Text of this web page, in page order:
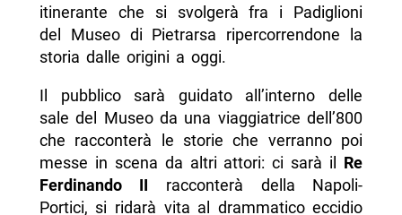
itinerante che si svolgerà fra i Padiglioni
del Museo di Pietrarsa ripercorrendone la
storia dalle origini a oggi.
Il pubblico sarà guidato all’interno delle
sale del Museo da una viaggiatrice dell’800
che racconterà le storie che verranno poi
messe in scena da altri attori: ci sarà il Re
Ferdinando II racconterà della Napoli-
Portici, si ridarà vita al drammatico eccidio